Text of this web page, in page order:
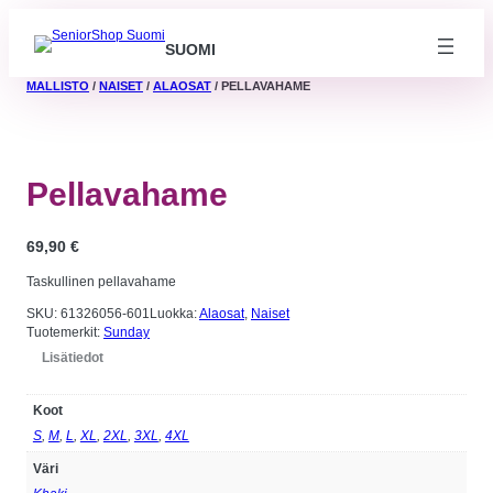
SUOMI
MALLISTO / NAISET / ALAOSAT / PELLAVAHAME
Pellavahame
69,90 €
Taskullinen pellavahame
SKU: 61326056-601 Luokka:Alaosat, Naiset
Tuotemerkit: Sunday
Lisätiedot
Koot
S, M, L XL 2XL 3XL 4XL
Väri
Välttämättömät
Nämä evästeet
eivät ole
valinnaisia. Niitä
tarvitaan, jotta
sivusto voi